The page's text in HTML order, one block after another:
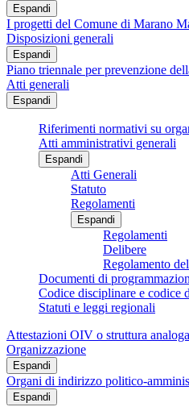
Espandi
I progetti del Comune di Marano
Disposizioni generali
Espandi
Piano triennale per prevenzione
Atti generali
Espandi
Riferimenti normativi su
Atti amministrativi generali
Espandi
Atti Generali
Statuto
Regolamenti
Espandi
Regolamenti
Delibere
Regolamento
Documenti di
Codice disciplinare e codice
Statuti e leggi regionali
Attestazioni OIV o struttura analoga
Organizzazione
Espandi
Organi di indirizzo politico-
Espandi